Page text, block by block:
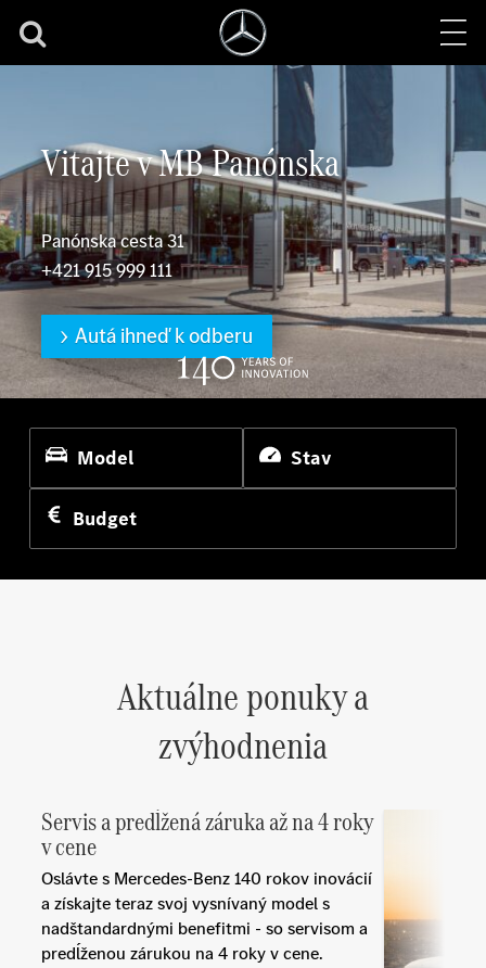
Vitajte v MB Panónska
Panónska cesta 31
+421 915 999 111
Autá ihneď k odberu
Model Stav
Budget
Aktuálne ponuky a
zvýhodnenia
Servis a predĺžená záruka až na 4 roky
v cene
Oslávte s Mercedes-Benz 140 rokov inovácií
a získajte teraz svoj vysnívaný model s
nadštandardnými benefitmi - so servisom a
predĺženou zárukou na 4 roky v cene.